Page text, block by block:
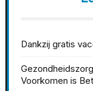
Dankzij gratis
Voorkomen is